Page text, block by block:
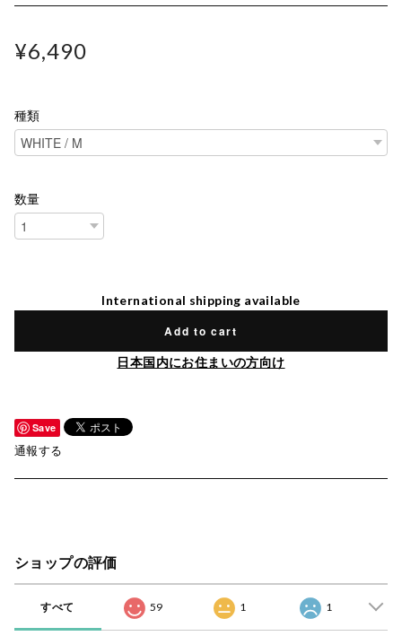
¥6,490
種類
数量
International shipping available
Add to cart
日本国内にお住まいの方向け
Save
通報する
ショップの評価
すべて 59 1 1